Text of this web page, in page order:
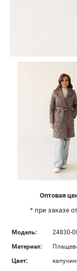
Оптовая
* при заказе
Модель:
24830-
Материал:
Цвет: